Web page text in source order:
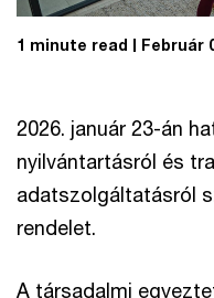
1 minute read Február
2026. január 23-án
nyilvántartásról és
adatszolgáltatásról
rendelet.
A társadalmi